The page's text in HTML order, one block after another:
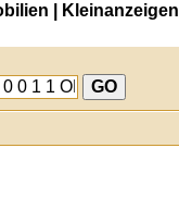
| Kleinanzeigen